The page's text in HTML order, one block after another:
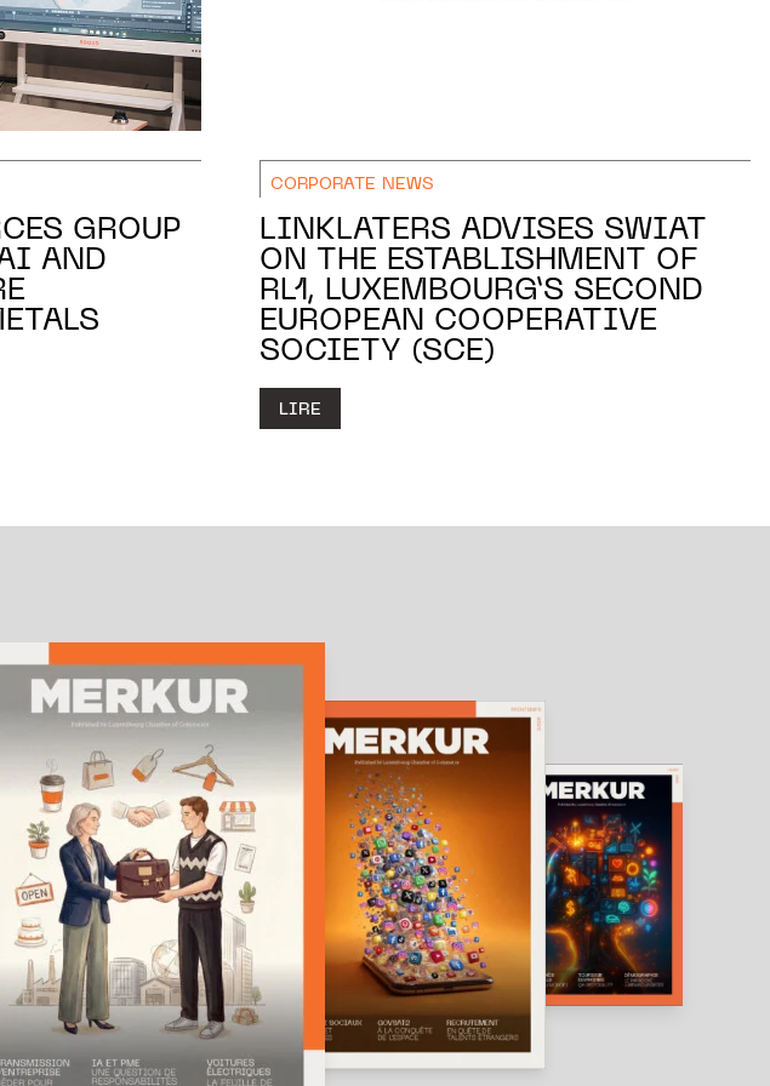
GROUP
AND
CORPORATE NEWS
LINKLATERS ADVISES SWIAT
ON THE ESTABLISHMENT OF
RL1, LUXEMBOURG’S SECOND
EUROPEAN COOPERATIVE
SOCIETY (SCE)
LIRE